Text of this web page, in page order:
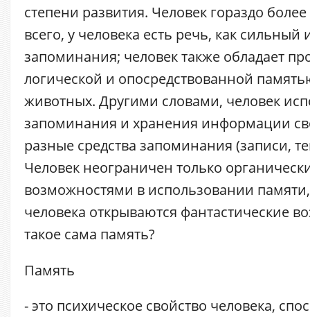
степени развития. Человек гораздо
всего, у человека есть речь, как сильный
запоминания; человек также обладает
логической и опосредствованной
животных. Другими словами, человек
запоминания и хранения информации
разные средства запоминания (записи,
Человек неограничен только
возможностями в использовании
человека открываются фантастические
такое сама память?
Память
- это психическое свойство человека,